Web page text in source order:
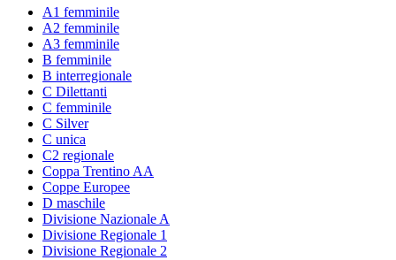
A1 femminile
A2 femminile
A3 femminile
B femminile
B interregionale
C Dilettanti
C femminile
C Silver
C unica
C2 regionale
Coppa Trentino AA
Coppe Europee
D maschile
Divisione Nazionale A
Divisione Regionale 1
Divisione Regionale 2